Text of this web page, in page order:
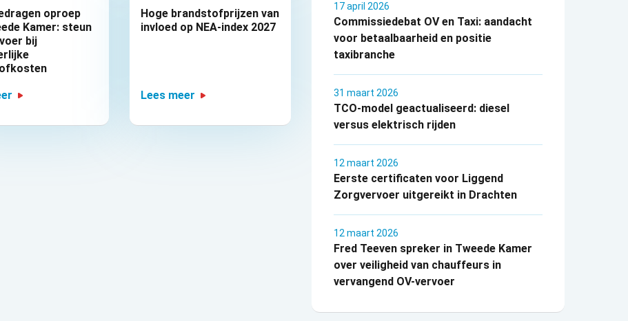
oproep
Kamer: steun
bij
Hoge brandstofprijzen van
invloed op NEA-index 2027
Lees meer
17 april 2026
Commissiedebat OV en Taxi: aandacht
voor betaalbaarheid en positie
taxibranche
31 maart 2026
TCO-model geactualiseerd: diesel
versus elektrisch rijden
12 maart 2026
Eerste certificaten voor Liggend
Zorgvervoer uitgereikt in Drachten
12 maart 2026
Fred Teeven spreker in Tweede Kamer
over veiligheid van chauffeurs in
vervangend OV-vervoer